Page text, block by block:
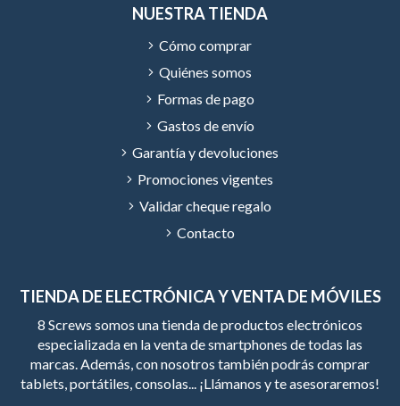
TIENDA DE ELECTRÓNICA Y VENTA DE MÓVILES
8 Screws somos una tienda de productos electrónicos
especializada en la venta de smartphones de todas las
marcas. Además, con nosotros también podrás comprar
tablets, portátiles, consolas... ¡Llámanos y te asesoraremos!
NUESTRA TIENDA
Cómo comprar
Quiénes somos
Formas de pago
Gastos de envío
Garantía y devoluciones
Promociones vigentes
Validar cheque regalo
Contacto